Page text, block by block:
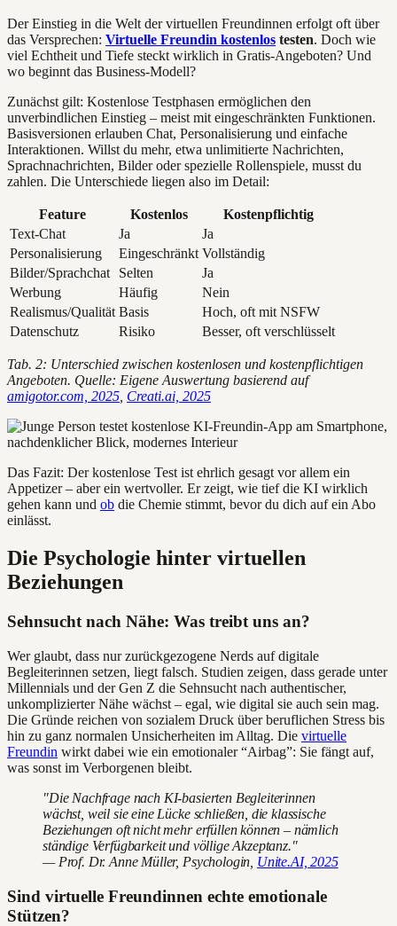
Der Einstieg in die Welt der virtuellen Freundinnen erfolgt oft über
das Versprechen: Virtuelle Freundin kostenlos testen. Doch wie
viel Echtheit und Tiefe steckt wirklich in Gratis-Angeboten? Und
wo beginnt das Business-Modell?
Zunächst gilt: Kostenlose Testphasen ermöglichen den
unverbindlichen Einstieg – meist mit eingeschränkten Funktionen.
Basisversionen erlauben Chat, Personalisierung und einfache
Interaktionen. Willst du mehr, etwa unlimitierte Nachrichten,
Sprachnachrichten, Bilder oder spezielle Rollenspiele, musst du
zahlen. Die Unterschiede liegen also im Detail:
Feature Kostenlos
Kostenpflichtig
Text-Chat
Ja
Ja
Personalisierung
Eingeschränkt Vollständig
Bilder/Sprachchat
Selten
Ja
Werbung
Häufig
Nein
Realismus/Qualität Basis
Hoch, oft mit NSFW
Datenschutz
Risiko Besser, oft verschlüsselt
Tab. 2: Unterschied zwischen kostenlosen und kostenpflichtigen
Angeboten. Quelle: Eigene Auswertung basierend auf
amigotor.com, 2025 Creati.ai, 2025
Das Fazit: Der kostenlose Test ist ehrlich gesagt vor allem ein
Appetizer – aber ein wertvoller. Er zeigt, wie tief die KI wirklich
gehen kann und ob die Chemie stimmt, bevor du dich auf ein Abo
einlässt.
Die Psychologie hinter virtuellen
Beziehungen
Sehnsucht nach Nähe: Was treibt uns an?
Wer glaubt, dass nur zurückgezogene Nerds auf digitale
Begleiterinnen setzen, liegt falsch. Studien zeigen, dass gerade unter
Millennials und der Gen Z die Sehnsucht nach authentischer,
unkomplizierter Nähe wächst – egal, wie digital sie auch sein mag.
Die Gründe reichen von sozialem Druck über beruflichen Stress bis
hin zu ganz normalen Unsicherheiten im Alltag. Die virtuelle
Freundin wirkt dabei wie ein emotionaler “Airbag”: Sie fängt auf,
was sonst im Verborgenen bleibt.
"Die Nachfrage nach KI-basierten Begleiterinnen
wächst, weil sie eine Lücke schließen, die klassische
Beziehungen oft nicht mehr erfüllen können – nämlich
ständige Verfügbarkeit und völlige Akzeptanz."
— Prof. Dr. Anne Müller, Psychologin, Unite.AI, 2025
Sind virtuelle Freundinnen echte emotionale
Stützen?